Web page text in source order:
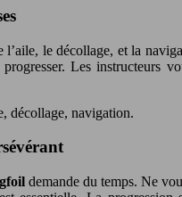
le décollage, et la
Les instructeurs
décollage, navigation.
demande du temps. Ne